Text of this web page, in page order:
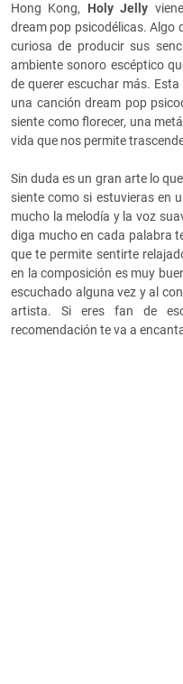
Hong Kong, Holy Jelly
dream pop psicodélicas. Algo
curiosa de producir sus
ambiente sonoro escéptico
de querer escuchar más.
una canción dream pop
siente como florecer, una
vida que nos permite
Sin duda es un gran arte lo
siente como si estuvieras en
mucho la melodía y la voz
diga mucho en cada palabra
que te permite sentirte
en la composición es muy
escuchado alguna vez y al
artista. Si eres fan de
recomendación te va a